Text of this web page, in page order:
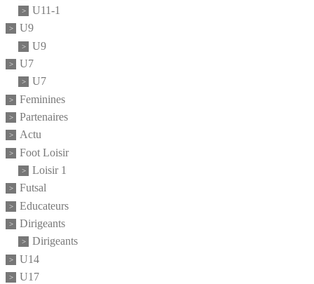
U11-1
U9
U9
U7
U7
Feminines
Partenaires
Actu
Foot Loisir
Loisir 1
Futsal
Educateurs
Dirigeants
Dirigeants
U14
U17